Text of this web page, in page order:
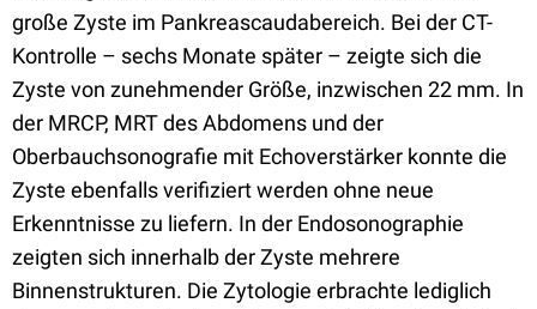
große Zyste im Pankreascaudabereich. Bei der CT-
Kontrolle – sechs Monate später – zeigte sich die
Zyste von zunehmender Größe, inzwischen 22 mm. In
der MRCP, MRT des Abdomens und der
Oberbauchsonografie mit Echoverstärker konnte die
Zyste ebenfalls verifiziert werden ohne neue
Erkenntnisse zu liefern. In der Endosonographie
zeigten sich innerhalb der Zyste mehrere
Binnenstrukturen. Die Zytologie erbrachte lediglich